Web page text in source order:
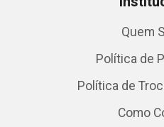
Quem
Política de
Política de
Como